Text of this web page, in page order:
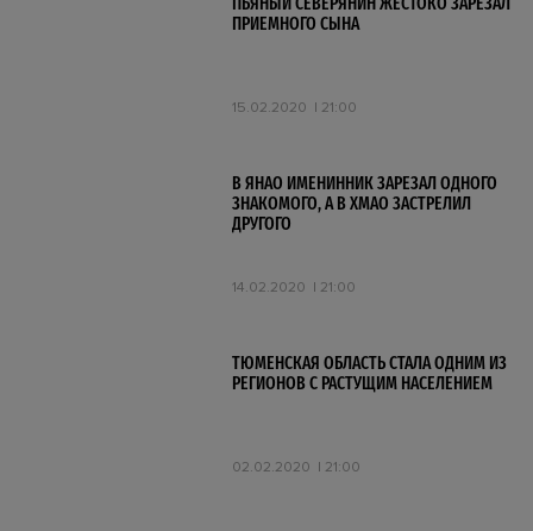
ПРИЕМНОГО СЫНА
15.02.2020 21:00
В ЯНАО ИМЕНИННИК ЗАРЕЗАЛ ОДНОГО
ЗНАКОМОГО, А В ХМАО ЗАСТРЕЛИЛ
ДРУГОГО
14.02.2020 21:00
ТЮМЕНСКАЯ ОБЛАСТЬ СТАЛА ОДНИМ ИЗ
РЕГИОНОВ С РАСТУЩИМ НАСЕЛЕНИЕМ
02.02.2020 21:00